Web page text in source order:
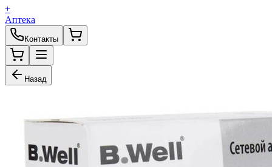
+
Аптека
Контакты
Назад